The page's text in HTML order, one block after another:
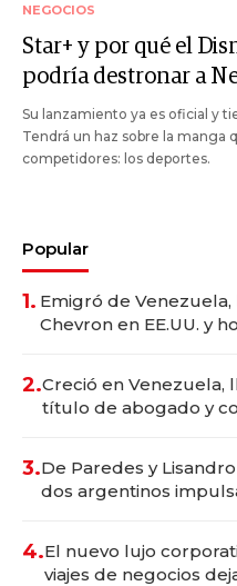
NEGOCIOS
Star+ y por qué el
podría destronar a
Su lanzamiento ya es oficial y
Tendrá un haz sobre la manga
competidores: los deportes.
Popular
1. Emigró de
Chevron en EE.UU. y
2.Creció en Venezuela,
título de abogado y
3.De Paredes y
dos argentinos
4.El nuevo lujo
viajes de negocios